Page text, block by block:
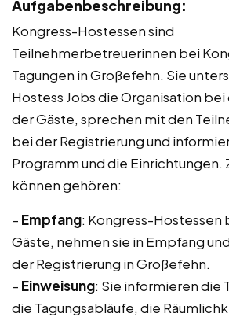
Aufgabenbeschreibung:
Kongress-Hostessen sind
Teilnehmerbetreuerinnen bei
Tagungen in Großefehn. Sie
Hostess Jobs die Organisation
der Gäste, sprechen mit den
bei der Registrierung und
Programm und die Einrichtungen.
können gehören:
– Empfang: Kongress-Hostessen
Gäste, nehmen sie in Empfang
der Registrierung in Großefehn.
– Einweisung: Sie informieren die
die Tagungsabläufe, die